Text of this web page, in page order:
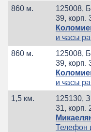
860 м.
125008,
39, корп.
и часы
860 м.
125008,
39, корп.
и часы
1,5 км.
125130,
31, корп.
Телефон